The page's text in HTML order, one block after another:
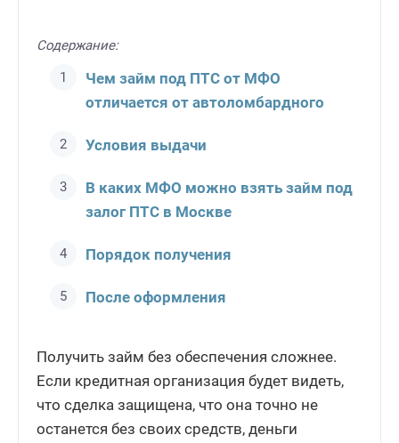
Содержание:
Чем займ под ПТС от МФО
отличается от автоломбардного
Условия выдачи
В каких МФО можно взять займ под
залог ПТС в Москве
Порядок получения
После оформления
Получить займ без обеспечения сложнее.
Если кредитная организация будет видеть,
что сделка защищена, что она точно не
останется без своих средств, деньги